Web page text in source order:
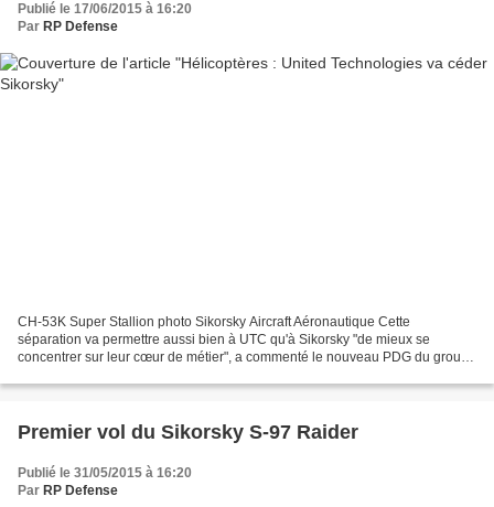
Publié le 17/06/2015 à 16:20
Par RP Defense
CH-53K Super Stallion photo Sikorsky Aircraft Aéronautique Cette
séparation va permettre aussi bien à UTC qu'à Sikorsky "de mieux se
concentrer sur leur cœur de métier", a commenté le nouveau PDG du groupe
Premier vol du Sikorsky S-97 Raider
Publié le 31/05/2015 à 16:20
Par RP Defense